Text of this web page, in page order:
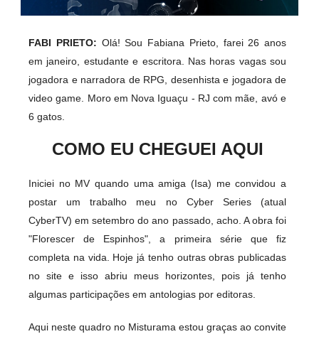
FABI PRIETO: Olá! Sou Fabiana Prieto, farei 26 anos
em janeiro, estudante e escritora. Nas horas vagas sou
jogadora e narradora de RPG, desenhista e jogadora de
video game. Moro em Nova Iguaçu - RJ com mãe, avó e
6 gatos.
COMO EU CHEGUEI AQUI
Iniciei no MV quando uma amiga (Isa) me convidou a
postar um trabalho meu no Cyber Series (atual
CyberTV) em setembro do ano passado, acho. A obra foi
"Florescer de Espinhos", a primeira série que fiz
completa na vida. Hoje já tenho outras obras publicadas
no site e isso abriu meus horizontes, pois já tenho
algumas participações em antologias por editoras.
Aqui neste quadro no Misturama estou graças ao convite